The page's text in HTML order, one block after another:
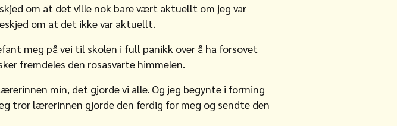
om at det ville nok bare vært aktuellt om jeg var
om at det ikke var aktuellt.
meg på vei til skolen i full panikk over å ha forsovet
fremdeles den rosasvarte himmelen.
min, det gjorde vi alle. Og jeg begynte i forming
tror lærerinnen gjorde den ferdig for meg og sendte den